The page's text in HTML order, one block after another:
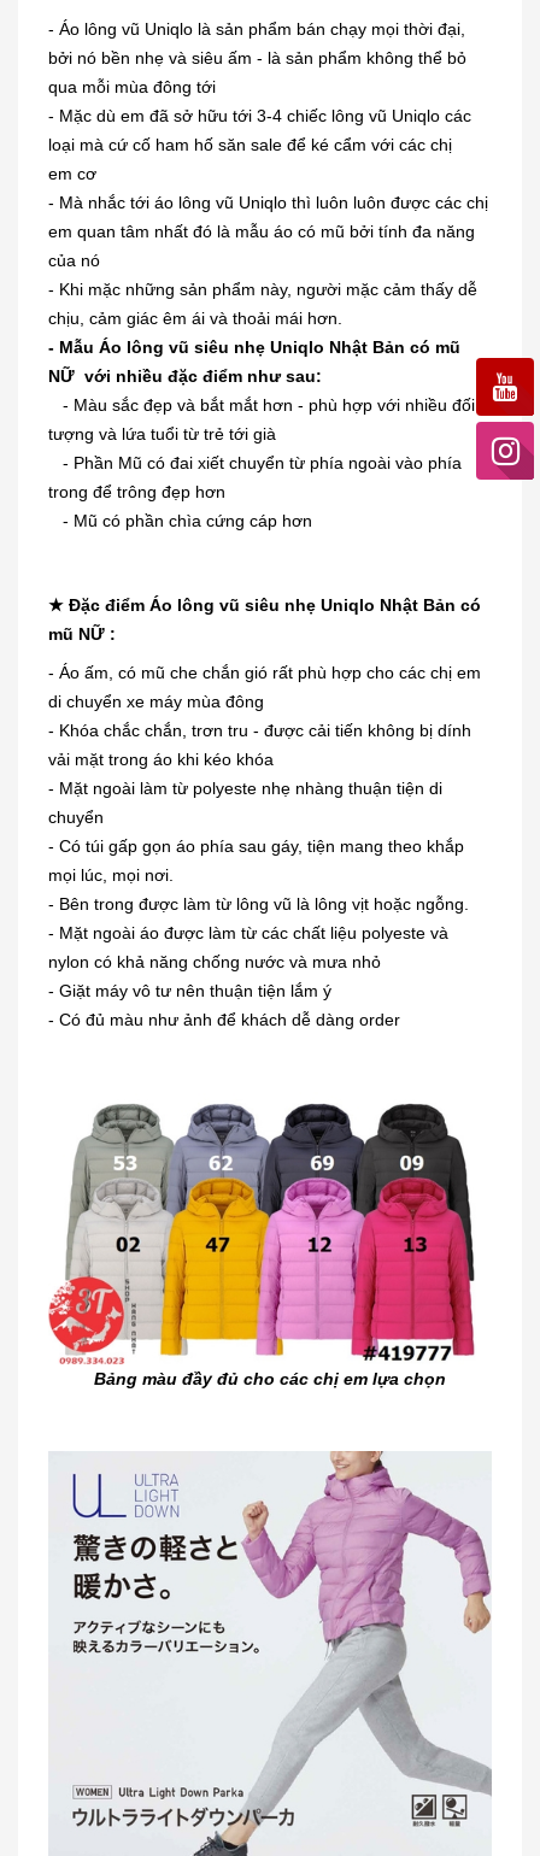
- Áo lông vũ Uniqlo là sản phẩm bán chạy mọi thời đại,
bởi nó bền nhẹ và siêu ấm - là sản phẩm không thể bỏ
qua mỗi mùa đông tới
- Mặc dù em đã sở hữu tới 3-4 chiếc lông vũ Uniqlo các
loại mà cứ cố ham hố săn sale để ké cẩm với các chị
em cơ
- Mà nhắc tới áo lông vũ Uniqlo thì luôn luôn được các chị
em quan tâm nhất đó là mẫu áo có mũ bởi tính đa năng
của nó
- Khi mặc những sản phẩm này, người mặc cảm thấy dễ
chịu, cảm giác êm ái và thoải mái hơn.
- Mẫu Áo lông vũ siêu nhẹ Uniqlo Nhật Bản có mũ
NỮ với nhiều đặc điểm như sau:
- Màu sắc đẹp và bắt mắt hơn - phù hợp với nhiều đối
tượng và lứa tuổi từ trẻ tới già
- Phần Mũ có đai xiết chuyển từ phía ngoài vào phía
trong để trông đẹp hơn
- Mũ có phần chìa cứng cáp hơn
★ Đặc điểm Áo lông vũ siêu nhẹ Uniqlo Nhật Bản có
mũ NỮ :
- Áo ấm, có mũ che chắn gió rất phù hợp cho các chị em
di chuyển xe máy mùa đông
- Khóa chắc chắn, trơn tru - được cải tiến không bị dính
vải mặt trong áo khi kéo khóa
- Mặt ngoài làm từ polyeste nhẹ nhàng thuận tiện di
chuyển
- Có túi gấp gọn áo phía sau gáy, tiện mang theo khắp
mọi lúc, mọi nơi.
- Bên trong được làm từ lông vũ là lông vịt hoặc ngỗng.
- Mặt ngoài áo được làm từ các chất liệu polyeste và
nylon có khả năng chống nước và mưa nhỏ
- Giặt máy vô tư nên thuận tiện lắm ý
- Có đủ màu như ảnh để khách dễ dàng order
Bảng màu đầy đủ cho các chị em lựa chọn